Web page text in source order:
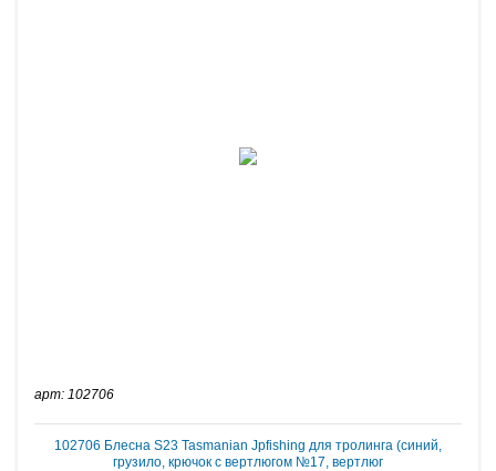
арт: 102706
102706 Блесна S23 Tasmanian Jpfishing для тролинга (синий,
грузило, крючок с вертлюгом №17, вертлюг